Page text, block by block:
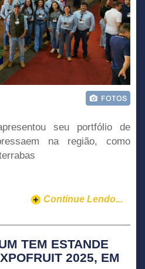
seu portfólio de
na região, como
Continue Lendo...
TEM ESTANDE
2025, EM